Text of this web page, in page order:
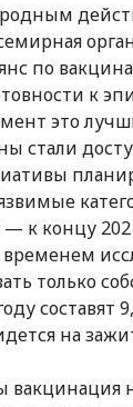
по
к
это
стали
к концу
временем
только
составят
на
вакцинация